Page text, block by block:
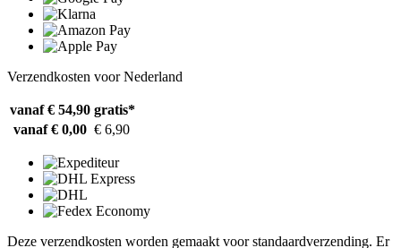
Verzendkosten voor Nederland
vanaf € 54,90 gratis*
vanaf € 0,00 € 6,90
Deze verzendkosten worden gemaakt voor standaardverzending. Er